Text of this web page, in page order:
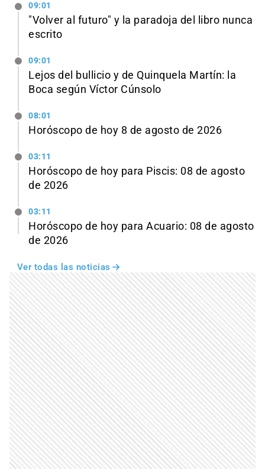
09:01
"Volver al futuro" y la paradoja del libro nunca
escrito
09:01
Lejos del bullicio y de Quinquela Martín: la
Boca según Víctor Cúnsolo
08:01
Horóscopo de hoy 8 de agosto de 2026
03:11
Horóscopo de hoy para Piscis: 08 de agosto
de 2026
03:11
Horóscopo de hoy para Acuario: 08 de agosto
de 2026
Ver todas las noticias